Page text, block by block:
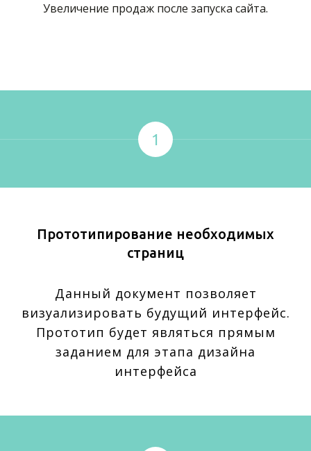
Увеличение продаж после запуска сайта.
1
Прототипирование необходимых
страниц
Данный документ позволяет
визуализировать будущий интерфейс.
Прототип будет являться прямым
заданием для этапа дизайна
интерфейса